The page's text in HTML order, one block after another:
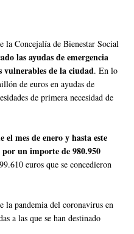
la Concejalía de Bienestar Social
las ayudas de emergencia
vulnerables de la ciudad. En lo
de euros en ayudas de
de primera necesidad de
el mes de enero y hasta este
un importe de 980.950
euros que se concedieron
la pandemia del coronavirus en
a las que se han destinado